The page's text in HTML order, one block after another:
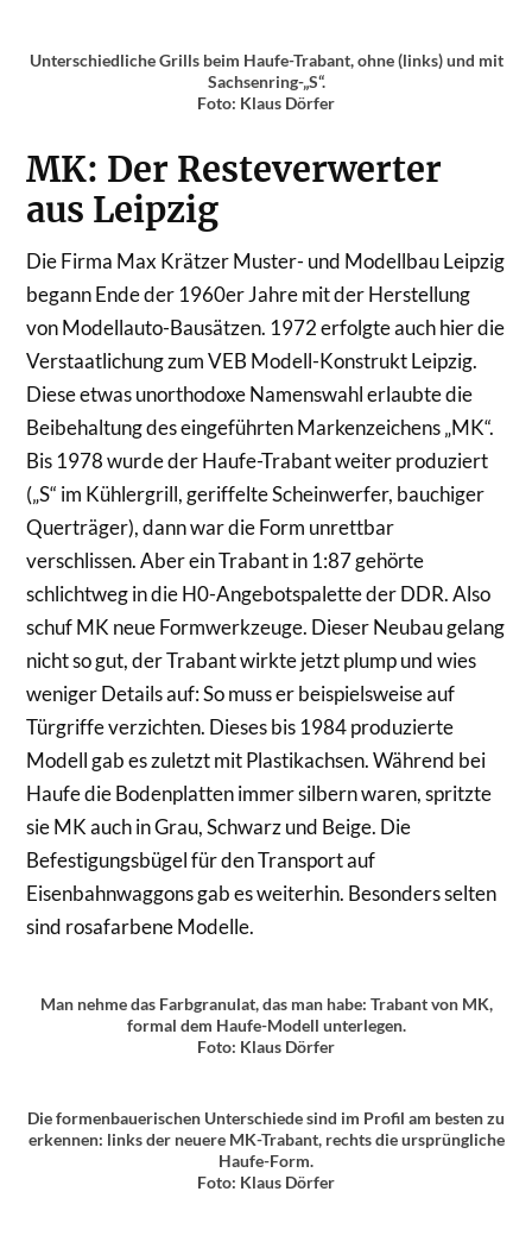
Unterschiedliche Grills beim Haufe-Trabant, ohne (links) und mit
Sachsenring-„S“.
Foto: Klaus Dörfer
MK: Der Resteverwerter
aus Leipzig
Die Firma Max Krätzer Muster- und Modellbau Leipzig
begann Ende der 1960er Jahre mit der Herstellung
von Modellauto-Bausätzen. 1972 erfolgte auch hier die
Verstaatlichung zum VEB Modell-Konstrukt Leipzig.
Diese etwas unorthodoxe Namenswahl erlaubte die
Beibehaltung des eingeführten Markenzeichens „MK“.
Bis 1978 wurde der Haufe-Trabant weiter produziert
(„S“ im Kühlergrill, geriffelte Scheinwerfer, bauchiger
Querträger), dann war die Form unrettbar
verschlissen. Aber ein Trabant in 1:87 gehörte
schlichtweg in die H0-Angebotspalette der DDR. Also
schuf MK neue Formwerkzeuge. Dieser Neubau gelang
nicht so gut, der Trabant wirkte jetzt plump und wies
weniger Details auf: So muss er beispielsweise auf
Türgriffe verzichten. Dieses bis 1984 produzierte
Modell gab es zuletzt mit Plastikachsen. Während bei
Haufe die Bodenplatten immer silbern waren, spritzte
sie MK auch in Grau, Schwarz und Beige. Die
Befestigungsbügel für den Transport auf
Eisenbahnwaggons gab es weiterhin. Besonders selten
sind rosafarbene Modelle.
Man nehme das Farbgranulat, das man habe: Trabant von MK,
formal dem Haufe-Modell unterlegen.
Foto: Klaus Dörfer
Die formenbauerischen Unterschiede sind im Profil am besten zu
erkennen: links der neuere MK-Trabant, rechts die ursprüngliche
Haufe-Form.
Foto: Klaus Dörfer